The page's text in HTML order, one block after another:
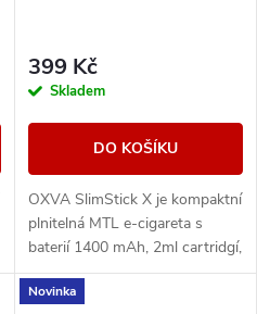
399 Kč
Skladem
DO KOŠÍKU
OXVA SlimStick X je kompaktní
plnitelná MTL e-cigareta s
baterií 1400 mAh, 2ml cartridgí,
horním plněním a jednoduchým
ovládáním.
Novinka